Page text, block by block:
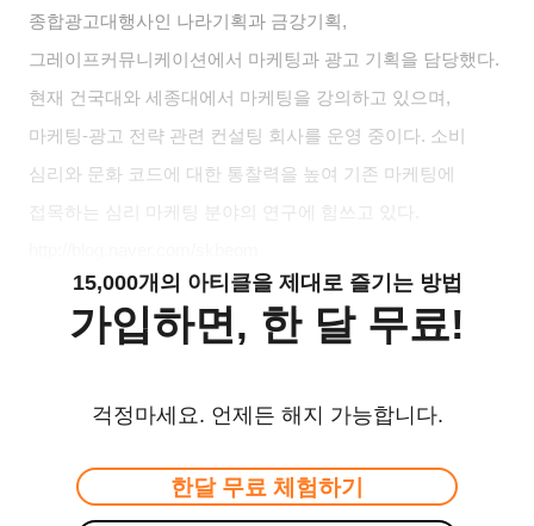
종합광고대행사인 나라기획과 금강기획,
그레이프커뮤니케이션에서 마케팅과 광고 기획을 담당했다.
현재 건국대와 세종대에서 마케팅을 강의하고 있으며,
마케팅-광고 전략 관련 컨설팅 회사를 운영 중이다. 소비
심리와 문화 코드에 대한 통찰력을 높여 기존 마케팅에
접목하는 심리 마케팅 분야의 연구에 힘쓰고 있다.
15,000개의 아티클을 제대로 즐기는 방법
가입하면, 한 달 무료!
걱정마세요. 언제든 해지 가능합니다.
한달 무료 체험하기